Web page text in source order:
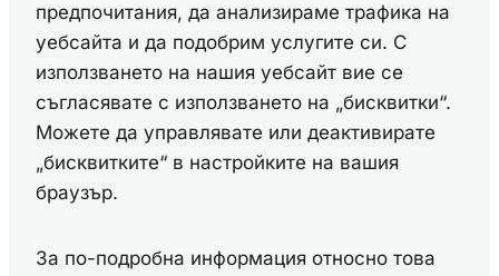
предпочитания, да анализираме трафика на
уебсайта и да подобрим услугите си. С
използването на нашия уебсайт вие се
съгласявате с използването на „бисквитки“.
Можете да управлявате или деактивирате
„бисквитките“ в настройките на вашия
браузър.
За по-подробна информация относно това